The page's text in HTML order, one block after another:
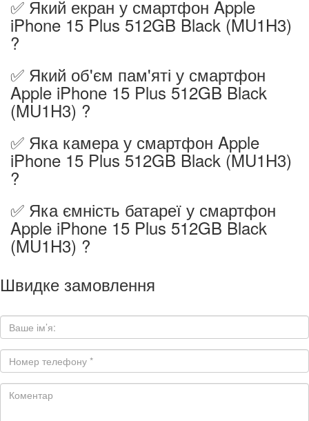
✅ Який екран у смартфон Apple
iPhone 15 Plus 512GB Black (MU1H3)
?
✅ Який об'єм пам'яті у смартфон
Apple iPhone 15 Plus 512GB Black
(MU1H3) ?
✅ Яка камера у смартфон Apple
iPhone 15 Plus 512GB Black (MU1H3)
?
✅ Яка ємність батареї у смартфон
Apple iPhone 15 Plus 512GB Black
(MU1H3) ?
Швидке замовлення